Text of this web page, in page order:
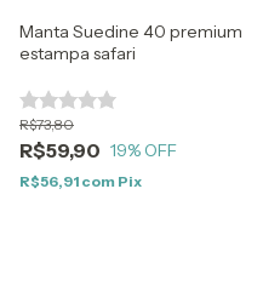
Manta Suedine 40 premium
estampa safari
R$59,90
R$73,80
19% OFF
R$56,91 com Pix